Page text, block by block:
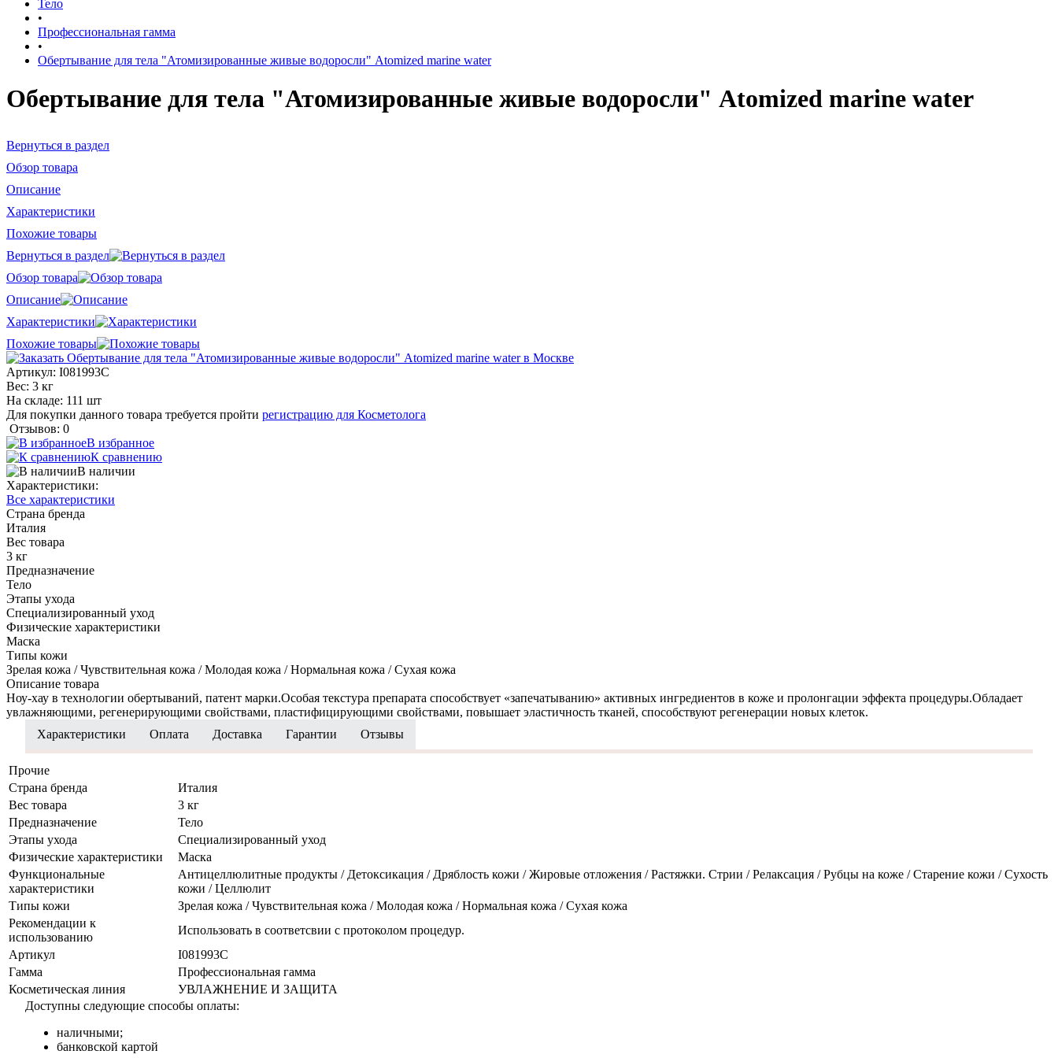
Тело
•
Профессиональная гамма
•
Обертывание для тела "Атомизированные живые водоросли" Atomized marine water
Обертывание для тела "Атомизированные живые водоросли" Atomized marine water
Вернуться в раздел
Обзор товара
Описание
Характеристики
Похожие товары
Вернуться в раздел
Обзор товара
Описание
Характеристики
Похожие товары
Артикул: I081993C
Вес: 3 кг
На складе: 111 шт
Для покупки данного товара требуется пройти регистрацию для Косметолога
Отзывов: 0
В избранное
К сравнению
В наличии
Характеристики:
Все характеристики
Страна бренда
Италия
Вес товара
3 кг
Предназначение
Тело
Этапы ухода
Специализированный уход
Физические характеристики
Маска
Типы кожи
Зрелая кожа / Чувствительная кожа / Молодая кожа / Нормальная кожа / Сухая кожа
Описание товара
Ноу-хау в технологии обертываний, патент марки.Особая текстура препарата способствует «запечатыванию» активных ингредиентов в коже и пролонгации эффекта процедуры.Обладает
увлажняющими, регенерирующими свойствами, пластифицирующими свойствами, повышает эластичность тканей, способствуют регенерации новых клеток.
Характеристики
Оплата Доставка Гарантии Отзывы
Прочие
Страна бренда
Италия
Вес товара
3 кг
Предназначение
Тело
Этапы ухода
Специализированный уход
Физические характеристики
Маска
Функциональные
характеристики
Антицеллюлитные продукты / Детоксикация / Дряблость кожи / Жировые отложения / Растяжки. Стрии / Релаксация / Рубцы на коже / Старение кожи / Сухость
кожи / Целлюлит
Типы кожи
Зрелая кожа / Чувствительная кожа / Молодая кожа / Нормальная кожа / Сухая кожа
Рекомендации к
использованию
Использовать в соответсвии с протоколом процедур.
Артикул
I081993C
Гамма
Профессиональная гамма
Косметическая линия
УВЛАЖНЕНИЕ И ЗАЩИТА
Доступны следующие способы оплаты:
наличными;
банковской картой